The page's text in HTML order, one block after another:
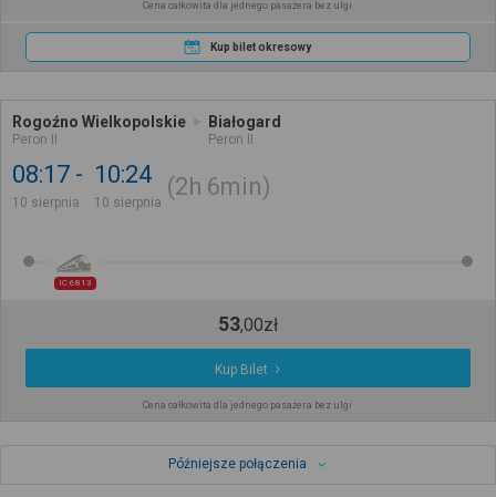
Cena całkowita dla jednego pasażera bez ulgi
Kup bilet okresowy
Rogoźno Wielkopolskie
Peron II
Białogard
Peron II
08:17
10 sierpnia
10:24
10 sierpnia
2h 6min
IC 6813
53,00zł
Kup Bilet
Cena całkowita dla jednego pasażera bez ulgi
Późniejsze połączenia